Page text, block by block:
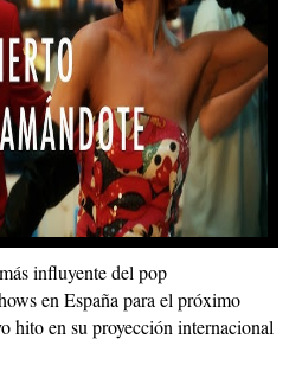
influyente del pop
en España para el próximo
hito en su proyección internacional